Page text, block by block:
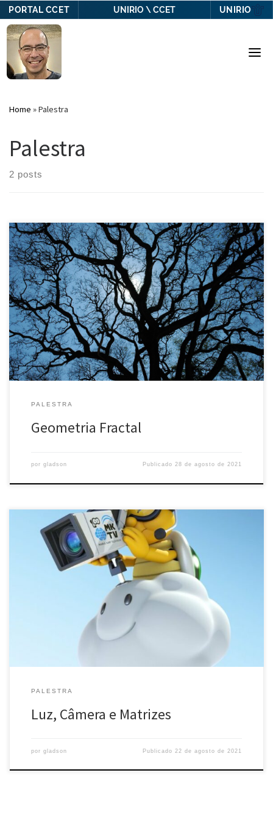
PORTAL CCET UNIRIO \ CCET UNIRIO
Skip
to
content
Home »Palestra
Palestra
2 posts
PALESTRA
Geometria Fractal
por gladson Publicado28 de agosto de 2021
PALESTRA
Luz, Câmera e Matrizes
por gladson Publicado 22 de agosto de 2021